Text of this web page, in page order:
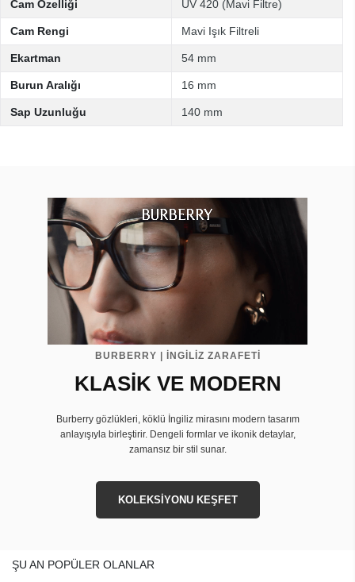
Cam Özelliği UV 420 (Mavi Filtre)
Cam Rengi Mavi Işık Filtreli
Ekartman 54 mm
Burun Aralığı 16 mm
Sap Uzunluğu 140 mm
BURBERRY | İNGİLİZ ZARAFETİ
KLASİK VE MODERN
Burberry gözlükleri, köklü İngiliz mirasını modern tasarım
anlayışıyla birleştirir. Dengeli formlar ve ikonik detaylar,
zamansız bir stil sunar.
KOLEKSİYONU KEŞFET
ŞU AN POPÜLER OLANLAR